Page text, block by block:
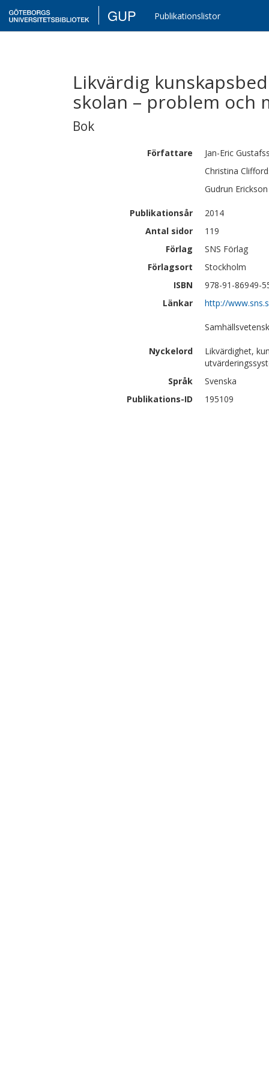
GUP Publikationslistor
Likvärdig
skolan – problem och
Bok
Författare Jan-Eric
Christina
Gudrun Erickson
Publikationsår
2014
Antal sidor
119
Förlag
SNS Förlag
Förlagsort
Stockholm
ISBN
978-91-86949-
Länkar
http://
Nyckelord
Likvärdighet,
Språk
Svenska
Publikations-ID
195109